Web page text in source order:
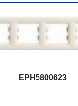
EPH5800623